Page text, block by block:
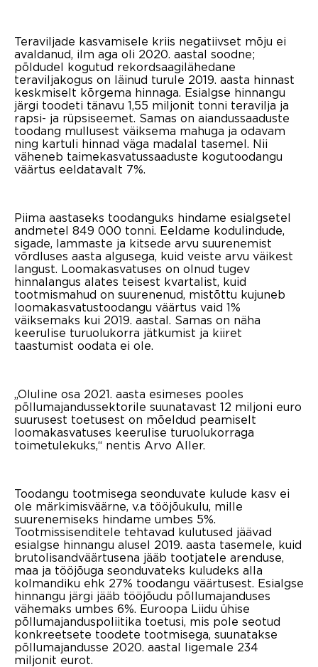
Teraviljade kasvamisele kriis negatiivset mõju ei
avaldanud, ilm aga oli 2020. aastal soodne;
põldudel kogutud rekordsaagilähedane
teraviljakogus on läinud turule 2019. aasta hinnast
keskmiselt kõrgema hinnaga. Esialgse hinnangu
järgi toodeti tänavu 1,55 miljonit tonni teravilja ja
rapsi- ja rüpsiseemet. Samas on aiandussaaduste
toodang mullusest väiksema mahuga ja odavam
ning kartuli hinnad väga madalal tasemel. Nii
väheneb taimekasvatussaaduste kogutoodangu
väärtus eeldatavalt 7%.
Piima aastaseks toodanguks hindame esialgsetel
andmetel 849 000 tonni. Eeldame kodulindude,
sigade, lammaste ja kitsede arvu suurenemist
võrdluses aasta algusega, kuid veiste arvu väikest
langust. Loomakasvatuses on olnud tugev
hinnalangus alates teisest kvartalist, kuid
tootmismahud on suurenenud, mistõttu kujuneb
loomakasvatustoodangu väärtus vaid 1%
väiksemaks kui 2019. aastal. Samas on näha
keerulise turuolukorra jätkumist ja kiiret
taastumist oodata ei ole.
„Oluline osa 2021. aasta esimeses pooles
põllumajandussektorile suunatavast 12 miljoni euro
suurusest toetusest on mõeldud peamiselt
loomakasvatuses keerulise turuolukorraga
toimetulekuks,“ nentis Arvo Aller.
Toodangu tootmisega seonduvate kulude kasv ei
ole märkimisväärne, v.a tööjõukulu, mille
suurenemiseks hindame umbes 5%.
Tootmissisenditele tehtavad kulutused jäävad
esialgse hinnangu alusel 2019. aasta tasemele, kuid
brutolisandväärtusena jääb tootjatele arenduse,
maa ja tööjõuga seonduvateks kuludeks alla
kolmandiku ehk 27% toodangu väärtusest. Esialgse
hinnangu järgi jääb tööjõudu põllumajanduses
vähemaks umbes 6%. Euroopa Liidu ühise
põllumajanduspoliitika toetusi, mis pole seotud
konkreetsete toodete tootmisega, suunatakse
põllumajandusse 2020. aastal ligemale 234
miljonit eurot.